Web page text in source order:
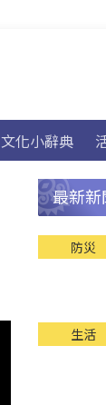
文化小辭典
最新新
防災
生活